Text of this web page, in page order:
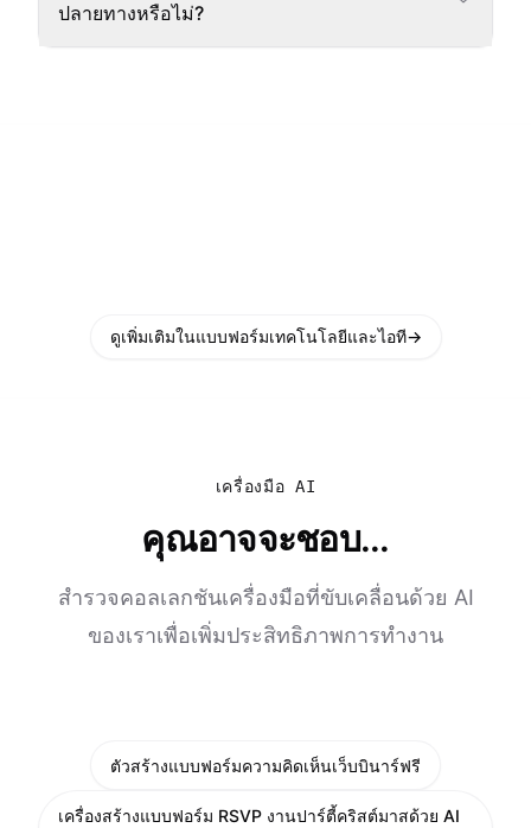
ปลายทางหรือไม่?
ดูเพิ่มเติมในแบบฟอร์มเทคโนโลยีและไอที→
เครื่องมือ AI
คุณอาจจะชอบ...
สำรวจคอลเลกชันเครื่องมือที่ขับเคลื่อนด้วย AI
ของเราเพื่อเพิ่มประสิทธิภาพการทำงาน
ตัวสร้างแบบฟอร์มความคิดเห็นเว็บบินาร์ฟรี
เครื่องสร้างแบบฟอร์ม RSVP งานปาร์ตี้คริสต์มาสด้วย AI